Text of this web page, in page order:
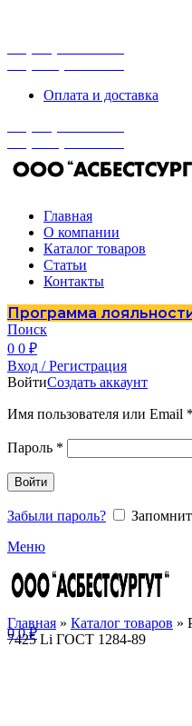
Оплата и доставка
Главная
О компании
Каталог товаров
Статьи
Контакты
Программа
Поиск
0 0 ₽
Вход / Регистрация
ВойтиСоздать аккаунт
Имя пользователя или Email *
Пароль *
Войти
Забыли пароль?
Меню
00₽
Главная » Каталог товаров »
7425 Li ГОСТ 1284-89